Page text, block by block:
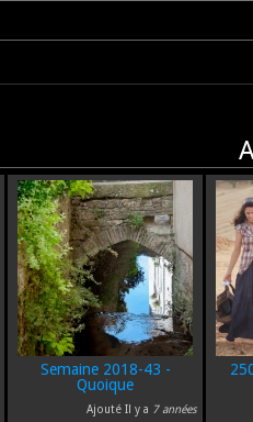
Semaine 2018-43 -
Quoique
Ajouté Il y a 7 années